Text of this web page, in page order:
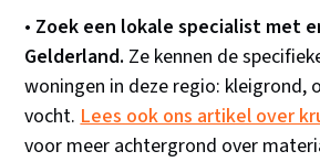
• Zoek een lokale specialist met
Gelderland. Ze kennen de
woningen in deze regio: kleigrond,
vocht.Lees ook ons artikel over
voor meer achtergrond over